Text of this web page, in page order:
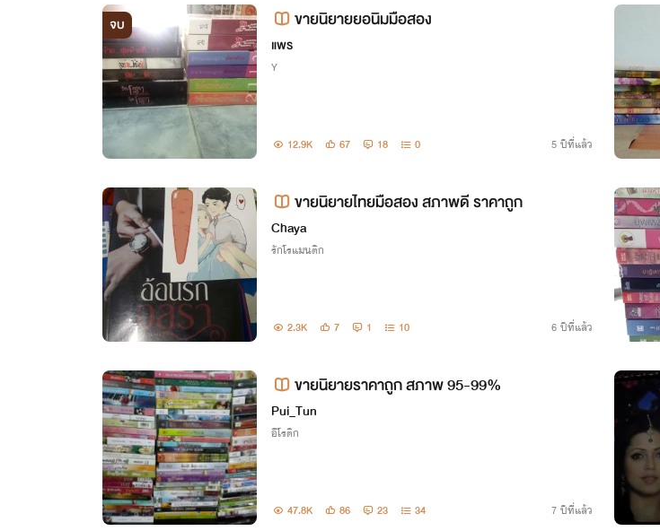
จบ ขายนิยายยอนิมมือสอง
แพร
Y
12.9K 67 18 0 5 ปีที่แล้ว
ขายนิยายไทยมือสอง สภาพดี ราคาถูก
Chaya
รักโรแมนติก
2.3K 7 1 10 6 ปีที่แล้ว
ขายนิยายราคาถูก สภาพ 95-99%
Pui_Tun
อีโรติก
47.8K 86 23 34 7 ปีที่แล้ว